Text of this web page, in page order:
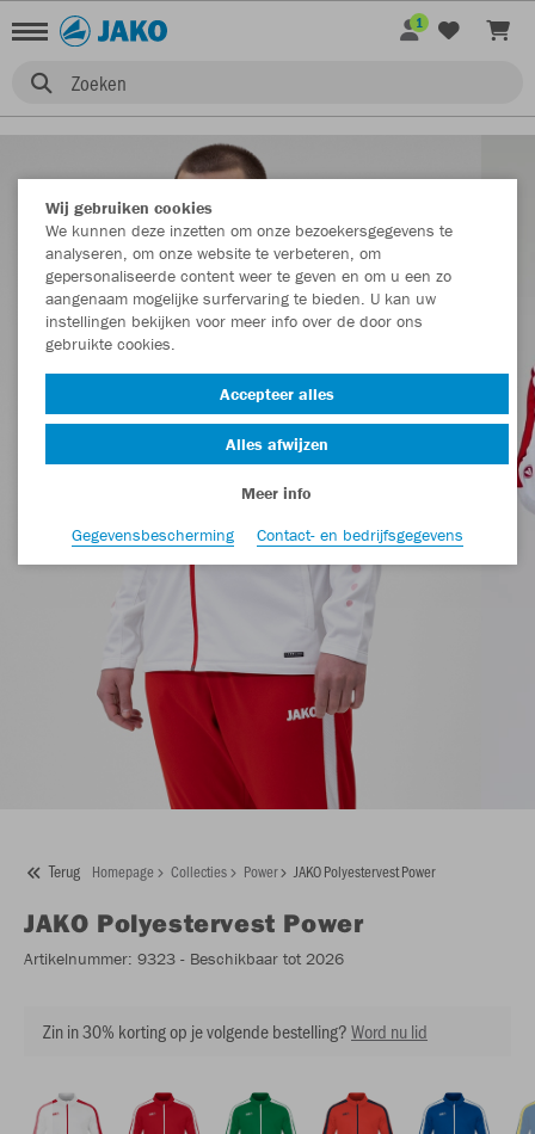
Zoeken
1
Terug Homepage Collecties Power JAKO Polyestervest Power
JAKO Polyestervest Power
Artikelnummer: 9323 - Beschikbaar tot 2026
Zin in 30% korting op je volgende bestelling?Word nu lid
Wij gebruiken cookies
We kunnen deze inzetten om onze bezoekersgegevens te
analyseren, om onze website te verbeteren, om
gepersonaliseerde content weer te geven en om u een zo
aangenaam mogelijke surfervaring te bieden. U kan uw
instellingen bekijken voor meer info over de door ons
gebruikte cookies.
Accepteer alles
Alles afwijzen
Meer info
Gegevensbescherming
Contact- en bedrijfsgegevens